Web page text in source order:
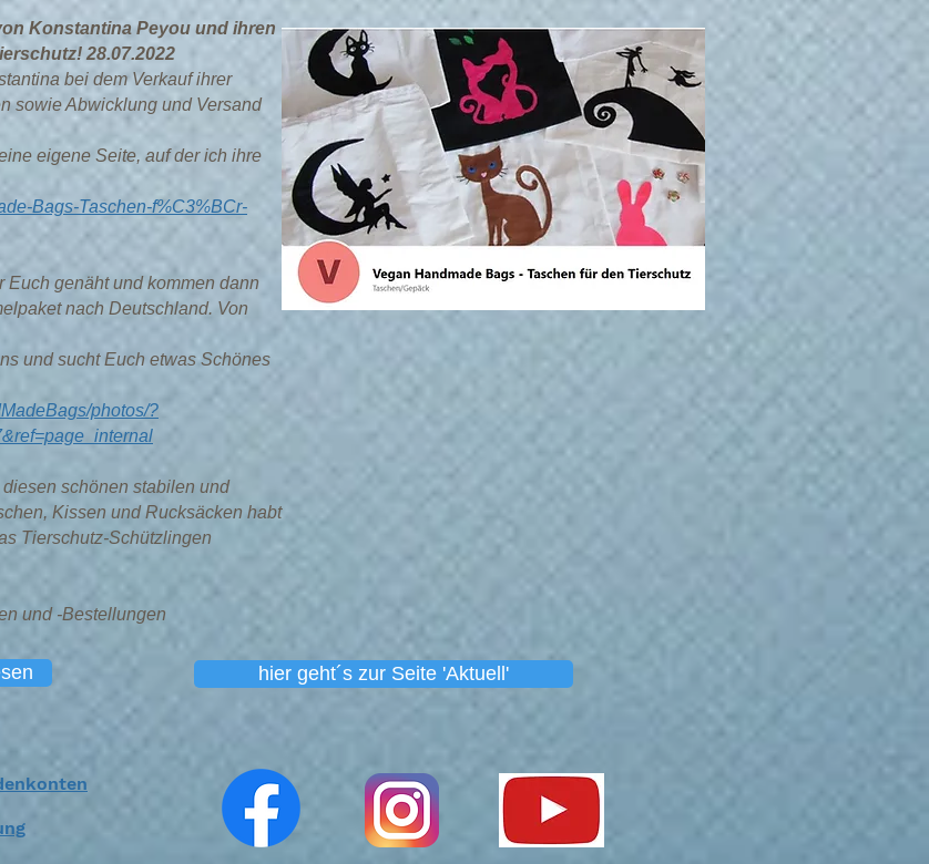
Konstantina Peyou und ihren
28.07.2022
bei dem Verkauf ihrer
sowie Abwicklung und Versand
eigene Seite, auf der ich ihre
Bags-Taschen-f%C3%BCr-
genäht und kommen dann
nach Deutschland. Von
und sucht Euch etwas Schönes
photos/?
schönen stabilen und
Kissen und Rucksäcken habt
Tierschutz-Schützlingen
und -Bestellungen
hier geht´s zur Seite 'Aktuell'